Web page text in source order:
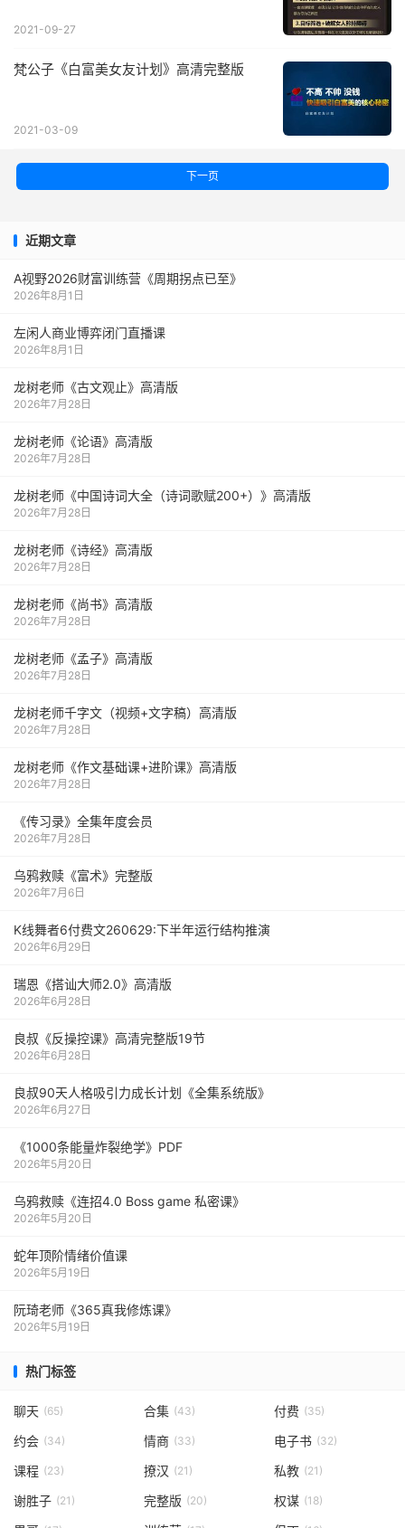
2021-09-27
梵公子《白富美女友计划》高清完整版
2021-03-09
下一页
近期文章
A视野2026财富训练营《周期拐点已至》
2026年8月1日
左闲人商业博弈闭门直播课
2026年8月1日
龙树老师《古文观止》高清版
2026年7月28日
龙树老师《论语》高清版
2026年7月28日
龙树老师《中国诗词大全（诗词歌赋200+）》高清版
2026年7月28日
龙树老师《诗经》高清版
2026年7月28日
龙树老师《尚书》高清版
2026年7月28日
龙树老师《孟子》高清版
2026年7月28日
龙树老师千字文（视频+文字稿）高清版
2026年7月28日
龙树老师《作文基础课+进阶课》高清版
2026年7月28日
《传习录》全集年度会员
2026年7月28日
乌鸦救赎《富术》完整版
2026年7月6日
K线舞者6付费文260629:下半年运行结构推演
2026年6月29日
瑞恩《搭讪大师2.0》高清版
2026年6月28日
良叔《反操控课》高清完整版19节
2026年6月28日
良叔90天人格吸引力成长计划《全集系统版》
2026年6月27日
《1000‮能条‬‎量‮裂炸‬‎绝学》PDF
2026年5月20日
乌鸦救赎《连招4.0 Boss game 私密课》
2026年5月20日
蛇年顶阶情绪价值课
2026年5月19日
阮琦老师《365真我修炼课》
2026年5月19日
热门标签
聊天 (65) 合集 (43) 付费 (35)
约会 (34) 情商 (33) 电子书 (32)
课程 (23) 撩汉 (21) 私教 (21)
谢胜子 (21) 完整版 (20) 权谋 (18)